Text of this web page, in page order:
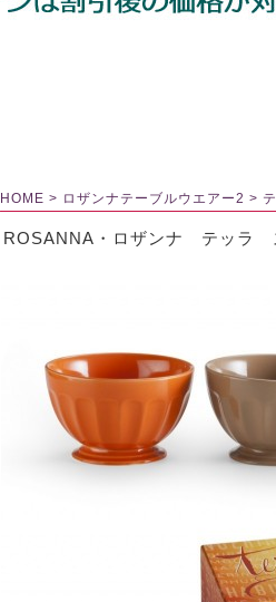
HOME > ロザンナテーブルウエアー2 >
ROSANNA・ロザンナ テッラ